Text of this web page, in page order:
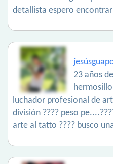
detallista espero
23 años
luchador profesional de
división ???? peso
arte al tatto ???? busco